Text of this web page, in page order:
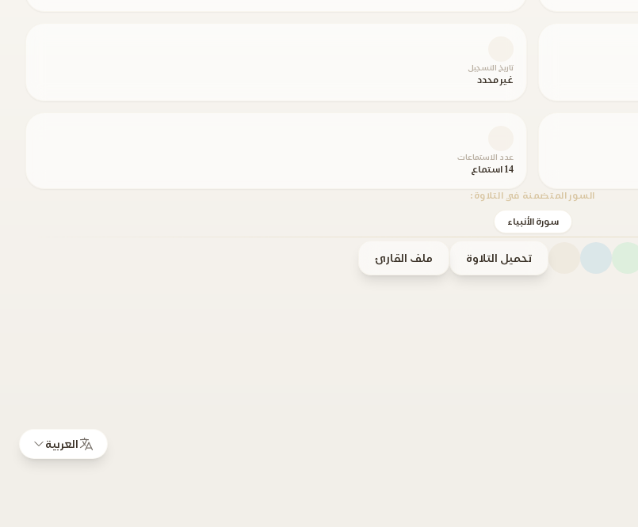
تاريخ التسجيل
غير محدد
عدد الاستماعات
14 استماع
السور المتضمنة في التلاوة:
سورة الأنبياء
تحميل التلاوة ملف القارئ
العربية